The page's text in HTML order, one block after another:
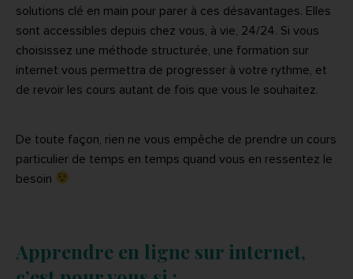
solutions clé en main pour parer à ces désavantages. Elles
sont accessibles depuis chez vous, à vie, 24/24. Si vous
choisissez une méthode structurée, une formation sur
internet vous permettra de progresser à votre rythme, et
de revoir les cours autant de fois que vous le souhaitez.
De toute façon, rien ne vous empêche de prendre un cours
particulier de temps en temps quand vous en ressentez le
besoin
Apprendre en ligne sur internet,